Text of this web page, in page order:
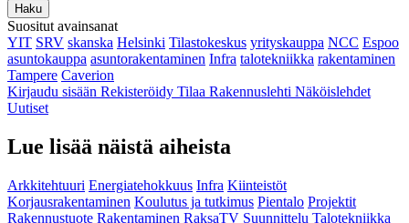
Haku
Suositut avainsanat
YIT SRV skanska Helsinki Tilastokeskus yrityskauppa NCC Espoo
asuntokauppa asuntorakentaminen Infra talotekniikka rakentaminen
Tampere Caverion
Kirjaudu sisään Rekisteröidy Tilaa Rakennuslehti Näköislehdet
Uutiset
Lue lisää näistä aiheista
Arkkitehtuuri Energiatehokkuus Infra Kiinteistöt
Korjausrakentaminen Koulutus ja tutkimus Pientalo Projektit
Rakennustuote Rakentaminen RaksaTV Suunnittelu Talotekniikka